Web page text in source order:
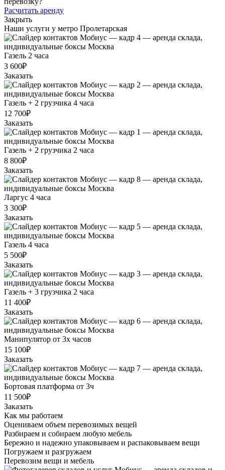
Расчитать аренду
Закрыть
Наши услуги у метро Пролетарская
Газель 2 часа
3 600₽
Заказать
Газель + 2 грузчика 4 часа
12 700₽
Заказать
Газель + 2 грузчика 2 часа
8 800₽
Заказать
Ларгус 4 часа
3 300₽
Заказать
Газель 4 часа
5 500₽
Заказать
Газель + 3 грузчика 2 часа
11 400₽
Заказать
Манипулятор от 3х часов
15 100₽
Заказать
Бортовая платформа от 3ч
11 500₽
Заказать
Как мы работаем
Оцениваем объем перевозимых вещей
Разбираем и собираем любую мебель
Бережно и надежно упаковываем и распаковываем вещи
Погружаем и разгружаем
Перевозим вещи и мебель